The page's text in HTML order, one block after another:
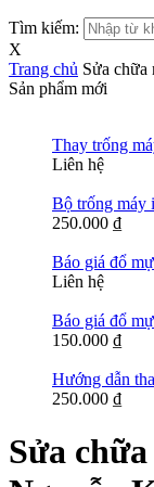
Tìm kiếm:
X
Trang chủ Sửa chữa
Sản phẩm mới
Thay trống
Liên hệ
Bộ trống máy
250.000 ₫
Báo giá đổ
Liên hệ
Báo giá đổ
150.000 ₫
Hướng dẫn
250.000 ₫
Sửa